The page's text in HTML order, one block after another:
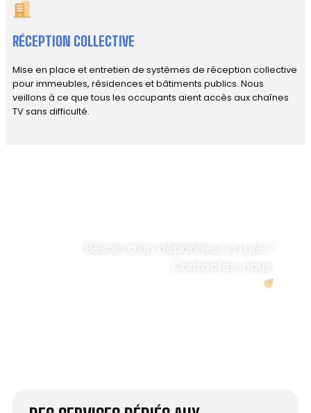
RÉCEPTION COLLECTIVE
Mise en place et entretien de systèmes de réception collective
pour immeubles, résidences et bâtiments publics. Nous
veillons à ce que tous les occupants aient accès aux chaînes
TV sans difficulté.
Besoin d’un dépanneur à Luré ?